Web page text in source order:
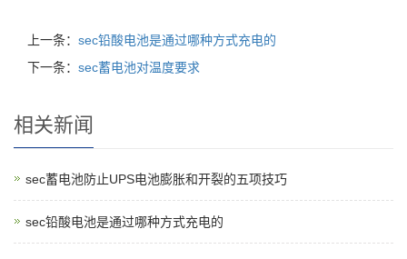
上一条： sec铅酸电池是通过哪种方式充电的
下一条： sec蓄电池对温度要求
相关新闻
sec蓄电池防止UPS电池膨胀和开裂的五项技巧
sec铅酸电池是通过哪种方式充电的